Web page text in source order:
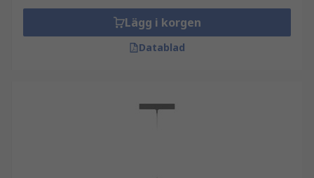
Lägg i korgen
Datablad